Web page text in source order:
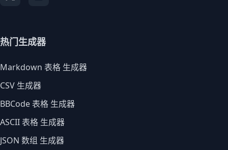
热门生成器
Markdown 表格 生成器
CSV 生成器
BBCode 表格 生成器
ASCII 表格 生成器
JSON 数组 生成器